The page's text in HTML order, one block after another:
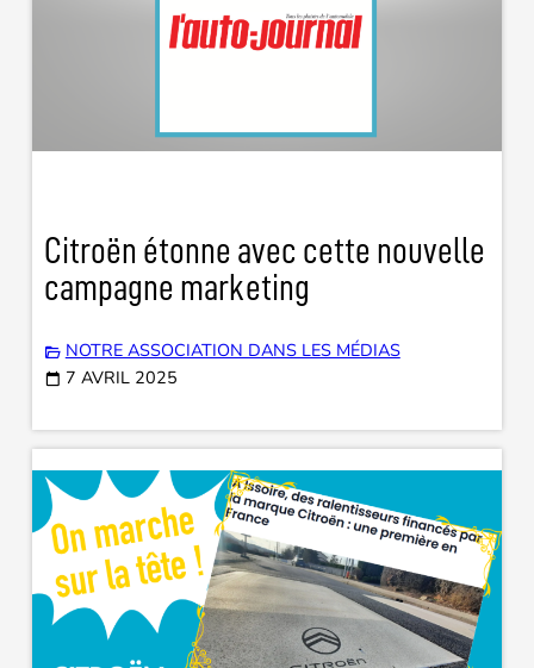
Citroën étonne avec cette nouvelle
campagne marketing
NOTRE ASSOCIATION DANS LES MÉDIAS
7 AVRIL 2025